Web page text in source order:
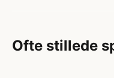
Ofte stillede